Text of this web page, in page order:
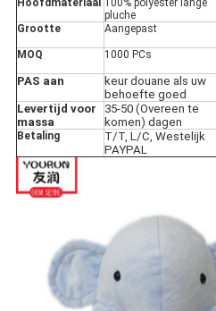
Hoofdmateriaal
100% polyester lange
pluche
Grootte Aangepast
MOQ
1000 PCs
PAS aan
keur douane als uw
behoefte goed
Levertijd voor
massa
35-50 (Overeen te
komen) dagen
Betaling
T/T, L/C, Westelijk
PAYPAL